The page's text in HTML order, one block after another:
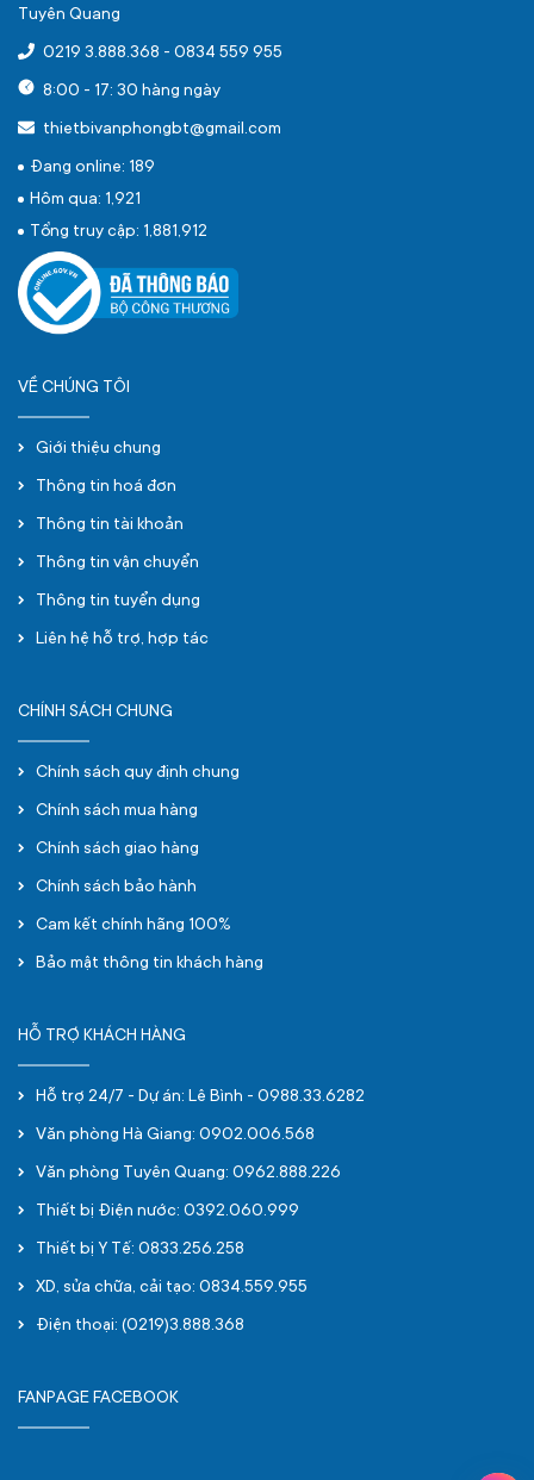
Tuyên Quang
0219 3.888.368 - 0834 559 955
8:00 - 17: 30 hàng ngày
thietbivanphongbt@gmail.com
Đang online: 189
Hôm qua: 1,921
Tổng truy cập: 1,881,912
VỀ CHÚNG TÔI
Giới thiệu chung
Thông tin hoá đơn
Thông tin tài khoản
Thông tin vận chuyển
Thông tin tuyển dụng
Liên hệ hỗ trợ, hợp tác
CHÍNH SÁCH CHUNG
Chính sách quy định chung
Chính sách mua hàng
Chính sách giao hàng
Chính sách bảo hành
Cam kết chính hãng 100%
Bảo mật thông tin khách hàng
HỖ TRỢ KHÁCH HÀNG
Hỗ trợ 24/7 - Dự án: Lê Bình - 0988.33.6282
Văn phòng Hà Giang: 0902.006.568
Văn phòng Tuyên Quang: 0962.888.226
Thiết bị Điện nước: 0392.060.999
Thiết bị Y Tế: 0833.256.258
XD, sửa chữa, cải tạo: 0834.559.955
Điện thoại: (0219)3.888.368
FANPAGE FACEBOOK